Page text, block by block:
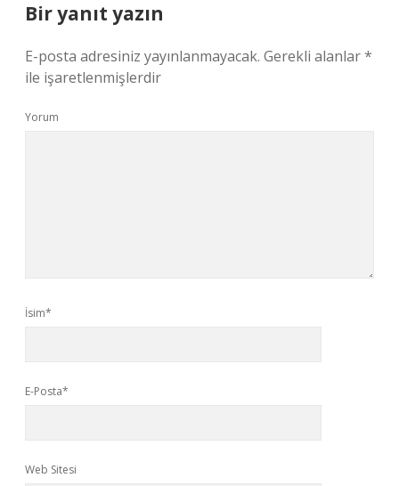
Bir yanıt yazın
E-posta adresiniz yayınlanmayacak. Gerekli alanlar*
ile işaretlenmişlerdir
Yorum
İsim*
E-Posta*
Web Sitesi